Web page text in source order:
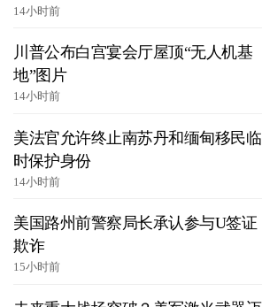
14小时前
川普公布白宫宴会厅屋顶“无人机基
地”图片
14小时前
美法官允许终止南苏丹和缅甸移民临
时保护身份
14小时前
美国路州前警察局长承认参与U签证
欺诈
15小时前